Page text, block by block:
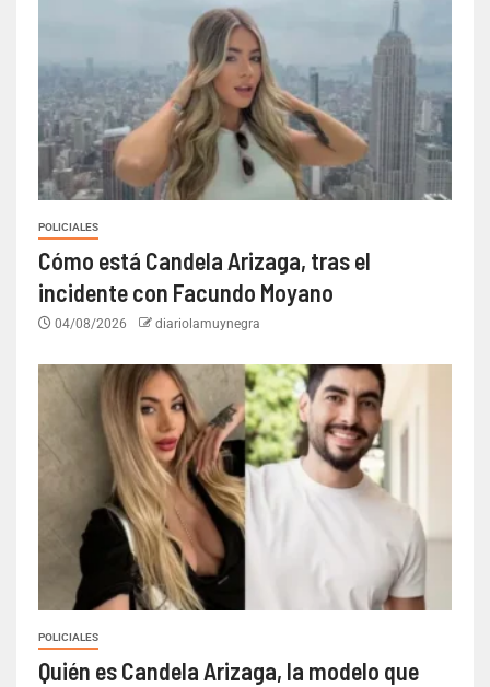
POLICIALES
Cómo está Candela Arizaga, tras el
incidente con Facundo Moyano
04/08/2026 diariolamuynegra
POLICIALES
Quién es Candela Arizaga, la modelo que